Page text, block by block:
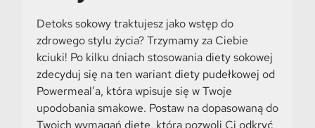
Detoks sokowy traktujesz jako wstęp do
zdrowego stylu życia? Trzymamy za Ciebie
kciuki! Po kilku dniach stosowania diety sokowej
zdecyduj się na ten wariant diety pudełkowej od
Powermeal’a, która wpisuje się w Twoje
upodobania smakowe. Postaw na dopasowaną do
Twoich wymagań dietę, która pozwoli Ci odkryć